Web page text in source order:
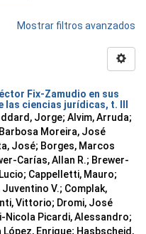
Mostrar filtros avanzados
Fix-Zamudio en sus
ciencias jurídicas, t. III
Jorge; Alvim, Arruda;
Moreira, José
José; Borges, Marcos
Carías, Allan R.; Brewer-
Cappelletti, Mauro;
V.; Complak,
Vittorio; Dromi, José
Nicola Picardi, Alessandro;
Enrique; Hasbscheid,